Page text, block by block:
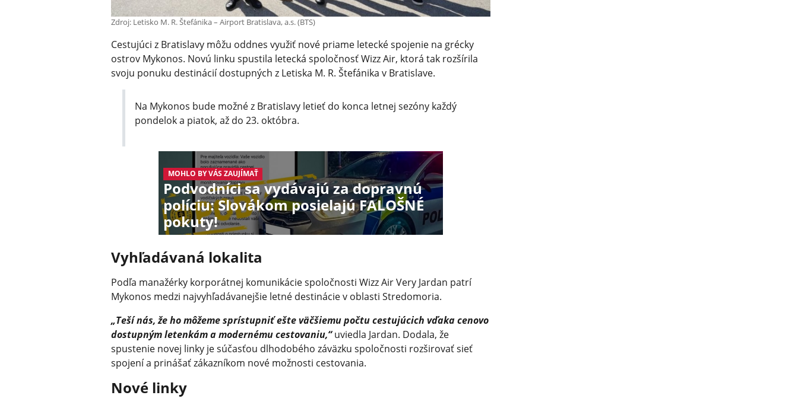
Zdroj: Letisko M. R. Štefánika – Airport Bratislava, a.s. (BTS)
Cestujúci z Bratislavy môžu oddnes využiť nové priame letecké spojenie na grécky
ostrov Mykonos. Novú linku spustila letecká spoločnosť Wizz Air, ktorá tak rozšírila
svoju ponuku destinácií dostupných z Letiska M. R. Štefánika v Bratislave.
Na Mykonos bude možné z Bratislavy letieť do konca letnej sezóny každý
pondelok a piatok, až do 23. októbra.
MOHLO BY VÁS ZAUJÍMAŤ
Podvodníci sa vydávajú za dopravnú
políciu: Slovákom posielajú FALOŠNÉ
pokuty!
Vyhľadávaná lokalita
Podľa manažérky korporátnej komunikácie spoločnosti Wizz Air Very Jardan patrí
Mykonos medzi najvyhľadávanejšie letné destinácie v oblasti Stredomoria.
„Teší nás, že ho môžeme sprístupniť ešte väčšiemu počtu cestujúcich vďaka cenovo
dostupným letenkám a modernému cestovaniu,“uviedla Jardan. Dodala, že
spustenie novej linky je súčasťou dlhodobého záväzku spoločnosti rozširovať sieť
spojení a prinášať zákazníkom nové možnosti cestovania.
Nové linky